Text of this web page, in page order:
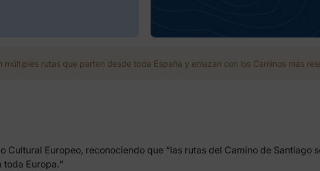
múltiples rutas que parten desde toda España y enlazan con los Caminos más
Europeo, reconociendo que “las rutas del Camino de Santiago
Europa.“